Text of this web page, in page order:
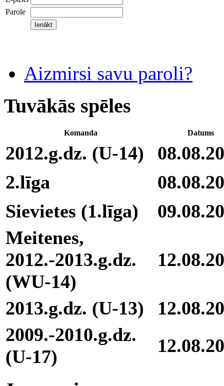
Parole
Aizmirsi savu paroli?
Tuvākās spēles
Komanda Datums
2012.g.dz. (U-14)
2.līga
Sievietes (1.līga)
Meitenes,
2012.-2013.g.dz.
(WU-14)
2013.g.dz. (U-13)
2009.-2010.g.dz.
(U-17)